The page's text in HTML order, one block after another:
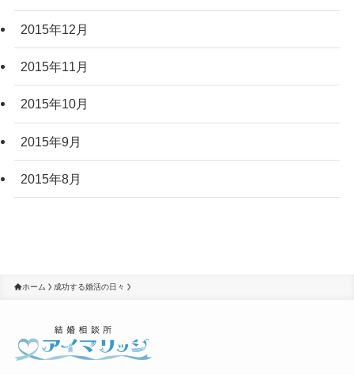
2015年12月
2015年11月
2015年10月
2015年9月
2015年8月
ホーム 成功する婚活の日々